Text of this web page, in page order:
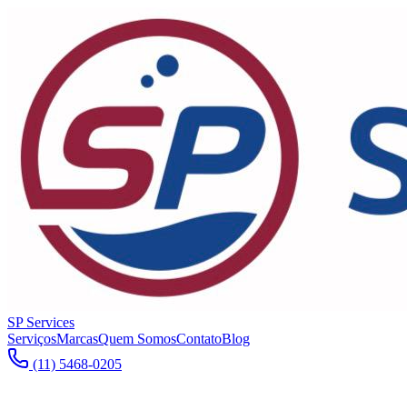
SP Services
ServiçosMarcasQuem SomosContatoBlog
(11) 5468-0205